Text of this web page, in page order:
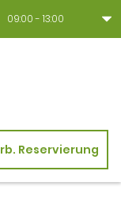
09:00 - 13:00
Reservierung